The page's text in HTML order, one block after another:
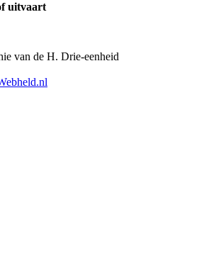
uitvaart
van de H. Drie-eenheid